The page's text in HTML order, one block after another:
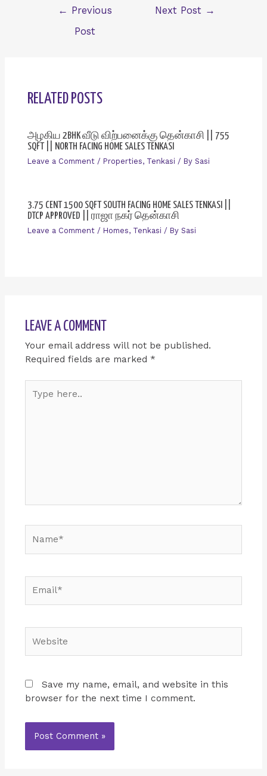
←
Previous
Post
Next Post →
RELATED POSTS
அழகிய 2BHK வீடு விற்பனைக்கு தென்காசி || 755
SQFT || NORTH FACING HOME SALES TENKASI
Leave a Comment / Properties, Tenkasi / By Sasi
3.75 CENT 1500 SQFT SOUTH FACING HOME SALES TENKASI ||
DTCP APPROVED || ராஜா நகர் தென்காசி
Leave a Comment / Homes, Tenkasi / By Sasi
LEAVE A COMMENT
Your email address will not be published.
Required fields are marked *
here..
Save my name, email, and website in this
browser for the next time I comment.